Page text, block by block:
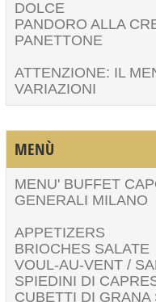
DOLCE
PANDORO ALLA
PANETTONE
ATTENZIONE: IL
VARIAZIONI
MENÙ
MENU' BUFFET
GENERALI MILANO
APPETIZERS
BRIOCHES SALATE
VOUL-AU-VENT /
SPIEDINI DI
CUBETTI DI GRANA